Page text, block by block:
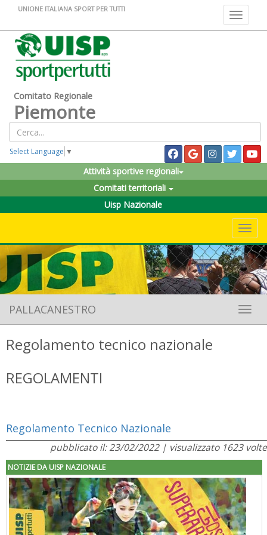
Toggle
UNIONE ITALIANA SPORT PER TUTTI
Comitato Regionale
Piemonte
Select Language ▼
Attività sportive regionali
Comitati territoriali
Uisp Nazionale
PALLACANESTRO
Regolamento tecnico nazionale
REGOLAMENTI
Regolamento Tecnico Nazionale
pubblicato il: 23/02/2022 | visualizzato 1623 volte
NOTIZIE DA UISP NAZIONALE